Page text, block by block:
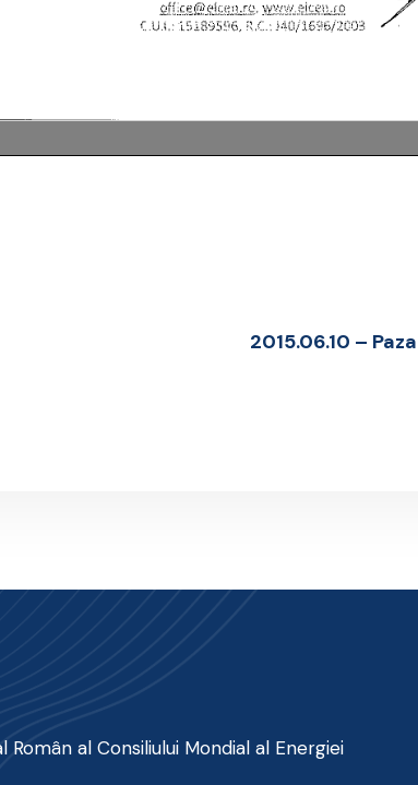
2015.06.10 –
al Consiliului Mondial al Energiei